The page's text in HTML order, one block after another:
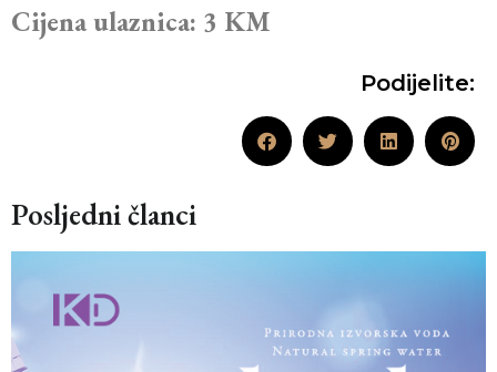
Cijena ulaznica: 3 KM
Podijelite:
Posljedni članci